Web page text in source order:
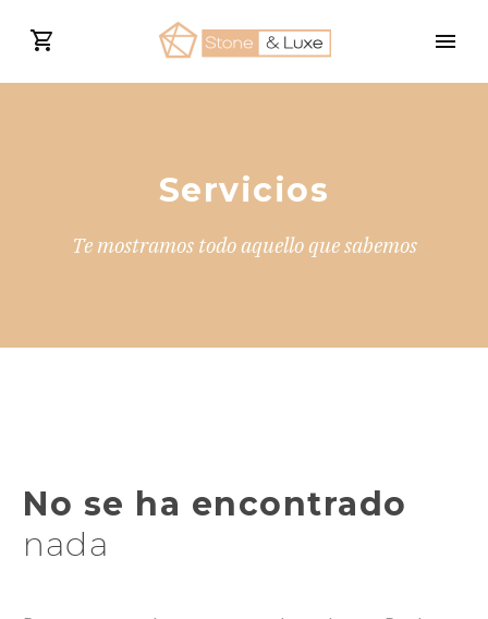
Servicios
Te mostramos todo aquello que sabemos
No se ha encontrado
nada